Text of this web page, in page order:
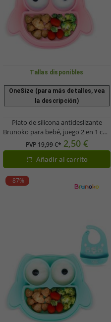
Tallas disponibles
OneSize (para más detalles, vea
la descripción)
Plato de silicona antideslizante
Brunoko para bebé, juego 2 en 1 con
babero y bandeja recolectora, sin
BPA, rosa
PVP19,99 €* 2,50 €
Añadir al carrito
-87%